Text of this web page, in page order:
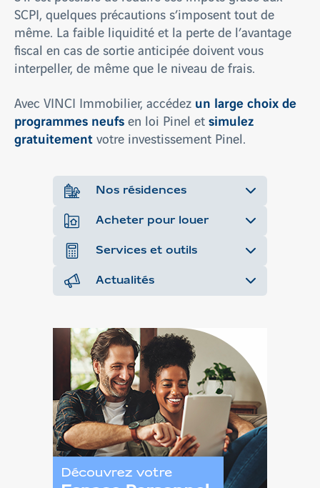
Nos résidences
Acheter pour louer
Services et outils
Actualités
SCPI, quelques précautions s’imposent tout de
même. La faible liquidité et la perte de l’avantage
fiscal en cas de sortie anticipée doivent vous
interpeller, de même que le niveau de frais.
Avec VINCI Immobilier, accédez un large choix de
programmes neufsen loi Pinel etsimulez
gratuitementvotre investissement Pinel.